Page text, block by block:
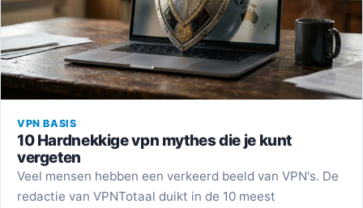
VPN BASIS
10 Hardnekkige vpn mythes die je kunt
vergeten
Veel mensen hebben een verkeerd beeld van VPN's. De
redactie van VPNTotaal duikt in de 10 meest